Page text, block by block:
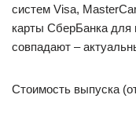
систем Visa,
карты СберБанка для
совпадают –
Стоимость выпуска